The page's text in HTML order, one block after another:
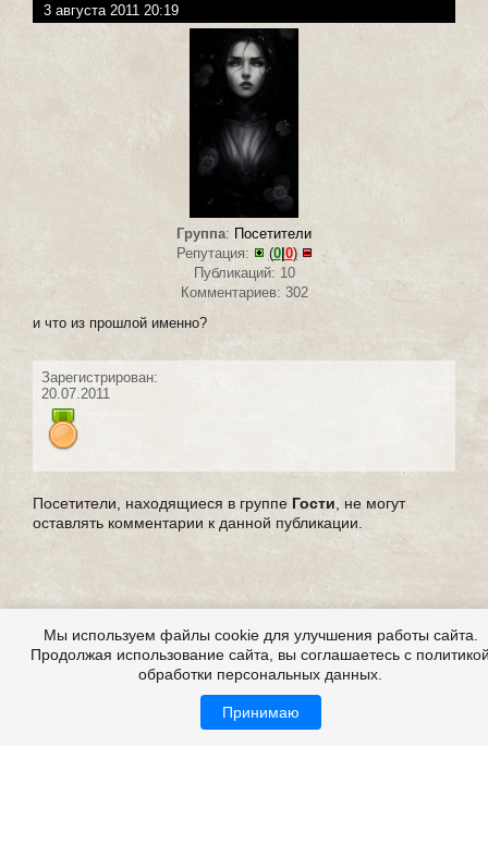
3 августа 2011 20:19
Группа: Посетители
Репутация:
(0|0)
Публикаций: 10
Комментариев: 302
и что из прошлой именно?
Зарегистрирован:
20.07.2011
Посетители, находящиеся в группе Гости , не могут
оставлять комментарии к данной публикации.
Мы используем файлы cookie для улучшения работы сайта.
Продолжая использование сайта, вы соглашаетесь с
обработки персональных данных.
Принимаю